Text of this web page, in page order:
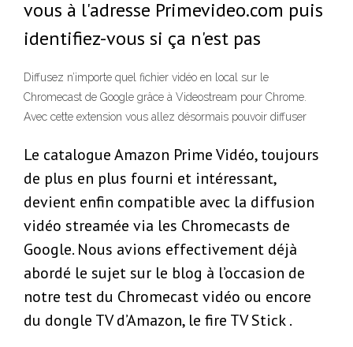
vous à l'adresse Primevideo.com puis
identifiez-vous si ça n'est pas
Diffusez n’importe quel fichier vidéo en local sur le
Chromecast de Google grâce à Videostream pour Chrome.
Avec cette extension vous allez désormais pouvoir diffuser
Le catalogue Amazon Prime Vidéo, toujours
de plus en plus fourni et intéressant,
devient enfin compatible avec la diffusion
vidéo streamée via les Chromecasts de
Google. Nous avions effectivement déjà
abordé le sujet sur le blog à l’occasion de
notre test du Chromecast vidéo ou encore
du dongle TV d’Amazon, le fire TV Stick .